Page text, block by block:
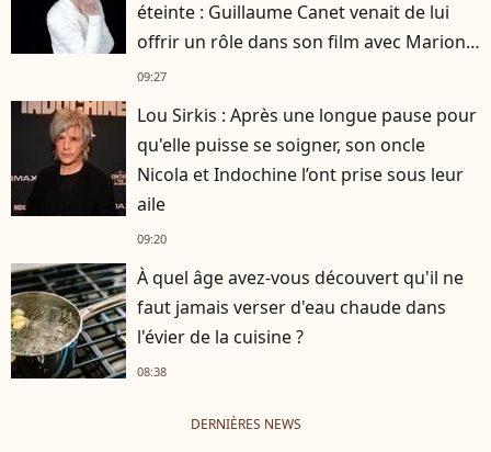
éteinte : Guillaume Canet venait de lui
offrir un rôle dans son film avec Marion
Cotillard
09:27
Lou Sirkis : Après une longue pause pour
qu'elle puisse se soigner, son oncle
Nicola et Indochine l’ont prise sous leur
aile
09:20
À quel âge avez-vous découvert qu'il ne
faut jamais verser d'eau chaude dans
l'évier de la cuisine ?
08:38
DERNIÈRES NEWS